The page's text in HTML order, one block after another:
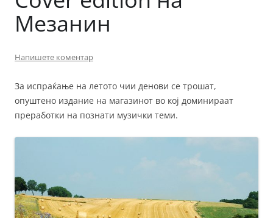
Мезанин
Напишете коментар
За испраќање на летото чии денови се трошат,
опуштено издание на магазинот во кој доминираат
преработки на познати музички теми.